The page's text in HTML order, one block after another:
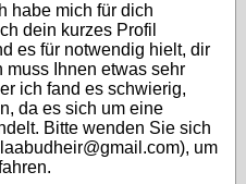
habe mich für dich
dein kurzes Profil
es für notwendig hielt, dir
muss Ihnen etwas sehr
ich fand es schwierig,
da es sich um eine
Bitte wenden Sie sich
um